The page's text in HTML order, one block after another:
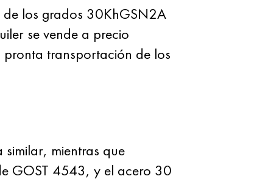
los grados 30KhGSN2A
se vende a precio
transportación de los
mientras que
GOST 4543, y el acero 30